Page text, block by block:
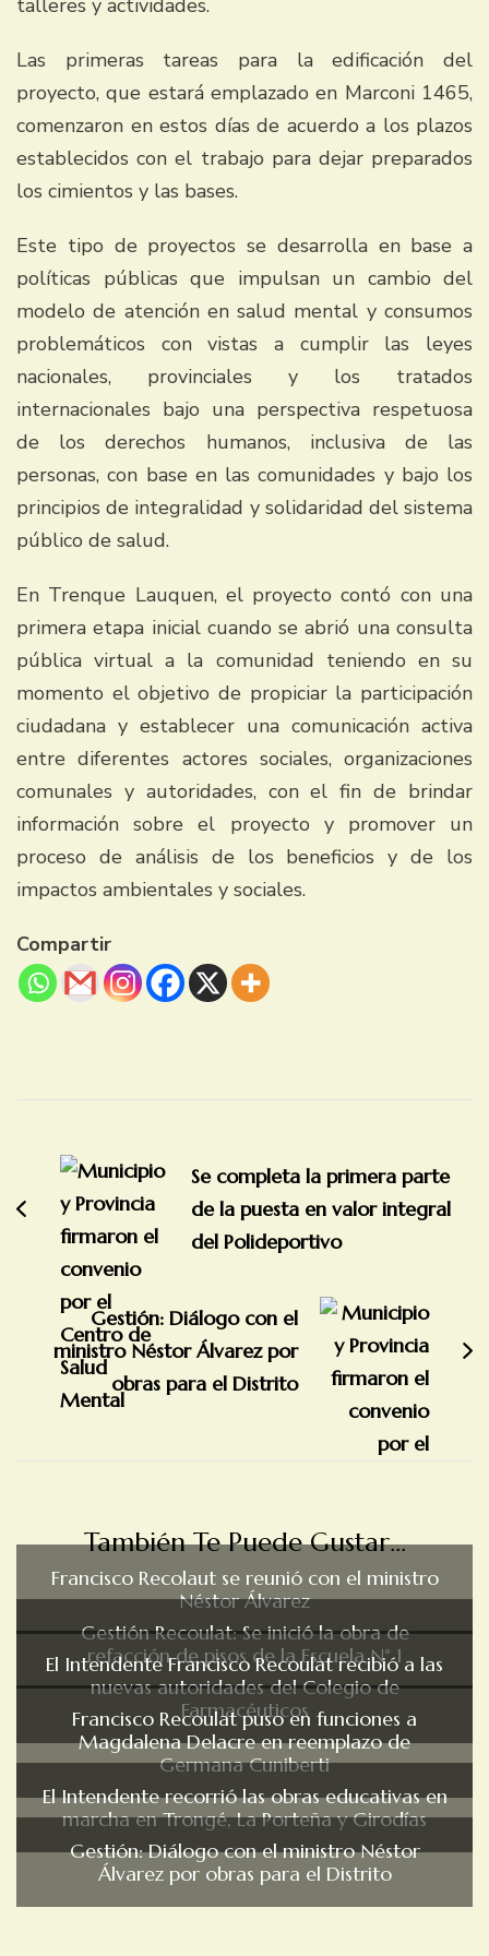
talleres y actividades.
Las primeras tareas para la edificación del
proyecto, que estará emplazado en Marconi 1465,
comenzaron en estos días de acuerdo a los plazos
establecidos con el trabajo para dejar preparados
los cimientos y las bases.
Este tipo de proyectos se desarrolla en base a
políticas públicas que impulsan un cambio del
modelo de atención en salud mental y consumos
problemáticos con vistas a cumplir las leyes
nacionales, provinciales y los tratados
internacionales bajo una perspectiva respetuosa
de los derechos humanos, inclusiva de las
personas, con base en las comunidades y bajo los
principios de integralidad y solidaridad del sistema
público de salud.
En Trenque Lauquen, el proyecto contó con una
primera etapa inicial cuando se abrió una consulta
pública virtual a la comunidad teniendo en su
momento el objetivo de propiciar la participación
ciudadana y establecer una comunicación activa
entre diferentes actores sociales, organizaciones
comunales y autoridades, con el fin de brindar
información sobre el proyecto y promover un
proceso de análisis de los beneficios y de los
impactos ambientales y sociales.
Compartir
entradas
Se completa la primera parte
de la puesta en valor integral
del Polideportivo
Gestión: Diálogo con el
ministro Néstor Álvarez por
obras para el Distrito
También Te Puede Gustar...
Francisco Recolaut se reunió con el ministro
Néstor Álvarez
Gestión Recoulat: Se inició la obra de
refacción de pisos de la Escuela N° 1
El Intendente Francisco Recoulat recibió a las
nuevas autoridades del Colegio de
Farmacéuticos
Francisco Recoulat puso en funciones a
Magdalena Delacre en reemplazo de
Germana Cuniberti
El Intendente recorrió las obras educativas en
marcha en Trongé, La Porteña y Girodías
Gestión: Diálogo con el ministro Néstor
Álvarez por obras para el Distrito